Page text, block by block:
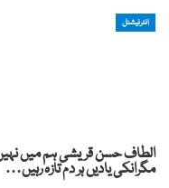
انٹرنیشنل
الطاف حسن قریشی ہم میں
مگرانکی یادیں ہر دم تازہ رہیں…